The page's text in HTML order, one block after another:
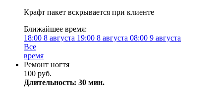
Крафт пакет вскрывается при клиенте
Ближайшее время:
18:00 8 августа 19:00 8 августа 08:00 9 августа
Все
время
Ремонт ногтя
100 руб.
Длительность: 30 мин.